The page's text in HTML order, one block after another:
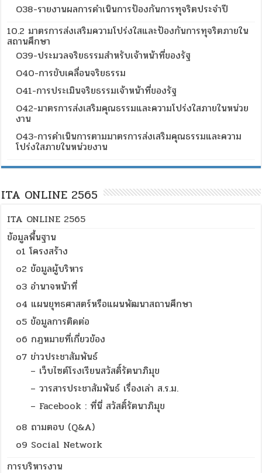
O38-รายงานผลการดำเนินการป้องกันการทุจริตประจำปี
10.2 มาตรการส่งเสริมความโปร่งใสและป้องกันการทุจริตภายใน
สถานศึกษา
O39-ประมวลจริยธรรมสำหรับเจ้าหน้าที่ของรัฐ
O40-การขับเคลื่อนจริยธรรม
O41-การประเมินจริยธรรมเจ้าหน้าที่ของรัฐ
O42-มาตรการส่งเสริมคุณธรรมและความโปร่งใสภายในหน่วย
งาน
O43-การดำเนินการตามมาตรการส่งเสริมคุณธรรมและความ
โปร่งใสภายในหน่วยงาน
ITA ONLINE 2565
ITA ONLINE 2565
ข้อมูลพื้นฐาน
o1 โครงสร้าง
o2 ข้อมูลผู้บริหาร
o3 อำนาจหน้าที่
o4 แผนยุทธศาสตร์หรือแผนพัฒนาสถานศึกษา
o5 ข้อมูลการติดต่อ
o6 กฎหมายที่เกี่ยวข้อง
o7 ข่าวประชาสัมพันธ์
– เว็บไซต์โรงเรียนสวัสดิ์รัตนาภิมุข
– วารสารประชาสัมพันธ์ เรื่องเล่า ส.ร.ม.
– Facebook : ที่นี่ สวัสดิ์รัตนาภิมุข
o8 ถามตอบ (Q&A)
o9 Social Network
การบริหารงาน